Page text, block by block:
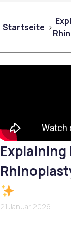
Startseite
Explaining
21 Januar 2026